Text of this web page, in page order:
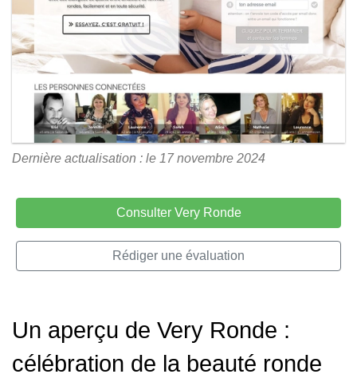
Dernière actualisation : le 17 novembre 2024
Consulter Very Ronde
Rédiger une évaluation
Un aperçu de Very Ronde :
célébration de la beauté ronde